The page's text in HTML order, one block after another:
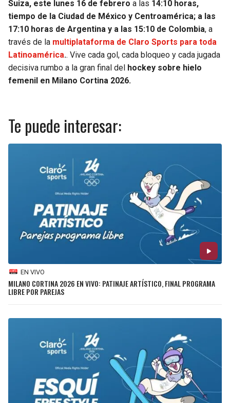
Suiza, este lunes 16 de febrero a las 14:10 horas,
tiempo de la Ciudad de México y Centroamérica; a las
17:10 horas de Argentina y a las 15:10 de Colombia, a
través de la multiplataforma de Claro Sports para toda
Latinoamérica.. Vive cada gol, cada bloqueo y cada jugada
decisiva rumbo a la gran final del hockey sobre hielo
femenil en Milano Cortina 2026.
Te puede interesar:
EN VIVO
MILANO CORTINA 2026 EN VIVO: PATINAJE ARTÍSTICO, FINAL PROGRAMA
LIBRE POR PAREJAS